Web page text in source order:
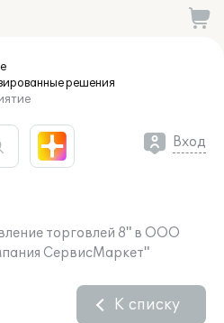
решения
Вход
торговлей 8" в ООО
СервисМаркет"
К списку